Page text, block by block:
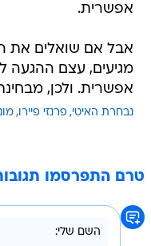
אפשרית.
אבל אם שואלים את
מגיעים, עצם ההגעה
אפשרית. ולכן,
נבחרת האיטי פרנזי פיירו
טרם התפרסמו